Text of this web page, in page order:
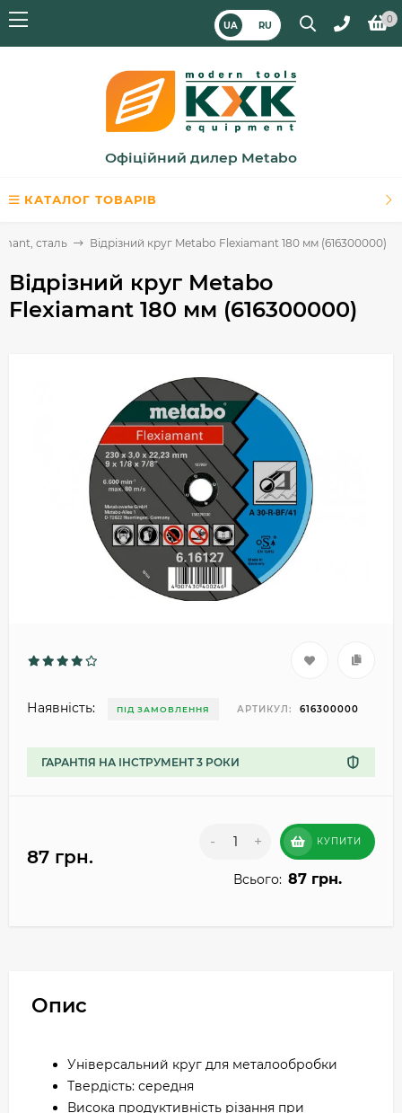
UA RU
0
Офіційний дилер Metabo
КАТАЛОГ ТОВАРІВ
сталь Відрізний круг Metabo Flexiamant 180 мм (616300000)
Відрізний круг Metabo
Flexiamant 180 мм (616300000)
Наявність: ПІД ЗАМОВЛЕННЯ АРТИКУЛ: 616300000
ГАРАНТІЯ НА ІНСТРУМЕНТ 3 РОКИ
87 грн.
- + КУПИТИ
Всього: 87 грн.
Опис
Універсальний круг для металообробки
Твердість: середня
Висока продуктивність різання при